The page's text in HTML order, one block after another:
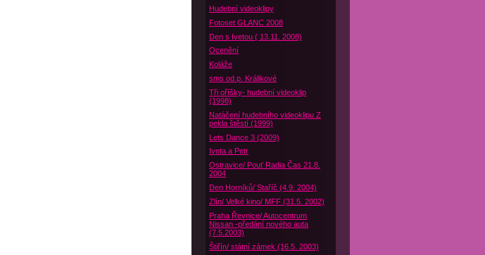
Hudební videoklipy
Fotoset GLANC 2008
Den s Ivetou ( 13.11. 2008)
Ocenění
Koláže
sms od p. Králikové
Tři oříšky- hudební videoklip
(1998)
Natáčení hudebního videoklipu Z
pekla štěstí (1999)
Lets Dance 3 (2009)
Iveta a Petr
Ostravice/ Pouť Radia Čas 21.8.
2004
Den Horníků/ Staříč (4.9. 2004)
Zlín/ Velké kino/ MFF (31.5. 2002)
Praha Řevnice/ Autocentrum
Nissan -předání nového auta
(7.5.2003)
Štiřín/ státní zámek (16.5. 2003)